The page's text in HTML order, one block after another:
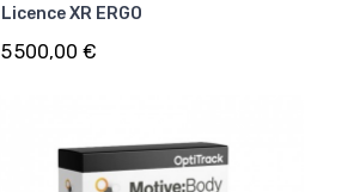
Licence XR ERGO
5 500,00 €